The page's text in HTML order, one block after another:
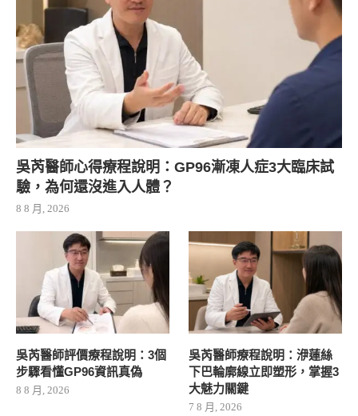
吳芮醫師心得療程說明：GP96漸凍人症3大臨床試
驗，為何還沒進入人體？
8 8 月, 2026
吳芮醫師評價療程說明：3個
步驟看懂GP96資訊真偽
8 8 月, 2026
吳芮醫師療程說明：洢蓮絲
下巴輪廓線立即塑形，掌握3
大魅力關鍵
7 8 月, 2026